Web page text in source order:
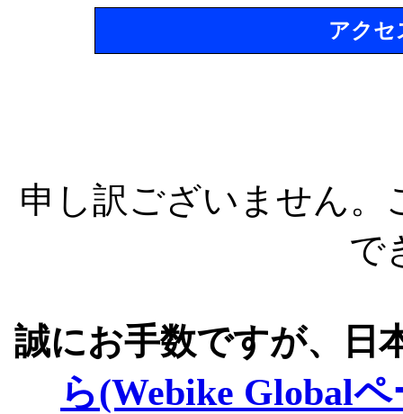
アクセ
申し訳ございません
で
誠にお手数ですが、日
ら(Webike Global